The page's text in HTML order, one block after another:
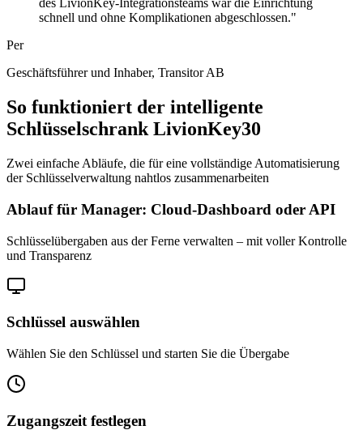
des LivionKey-Integrationsteams war die Einrichtung
schnell und ohne Komplikationen abgeschlossen."
Per
Geschäftsführer und Inhaber, Transitor AB
So funktioniert der intelligente
Schlüsselschrank LivionKey30
Zwei einfache Abläufe, die für eine vollständige Automatisierung
der Schlüsselverwaltung nahtlos zusammenarbeiten
Ablauf für Manager: Cloud-Dashboard oder API
Schlüsselübergaben aus der Ferne verwalten – mit voller Kontrolle
und Transparenz
Schlüssel auswählen
Wählen Sie den Schlüssel und starten Sie die Übergabe
Zugangszeit festlegen